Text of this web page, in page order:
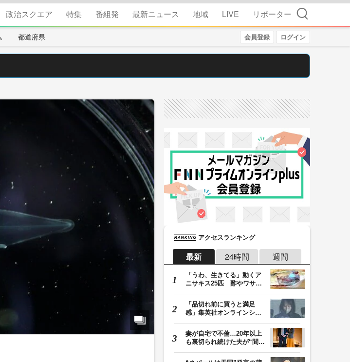
政治スクエア 特集 番組発 最新ニュース 地域 LIVE リポーター 検索
都道府県 会員登録 ログイン
アクセスランキング
最新 24時間 週間
「うわ、生きてる」動くア
ニサキス25匹 酢やワサビ
「品切れ前に買うと満足
感」集英社オンラインショ
妻が自宅で不倫…20年以上
も裏切られ続けた夫が“間